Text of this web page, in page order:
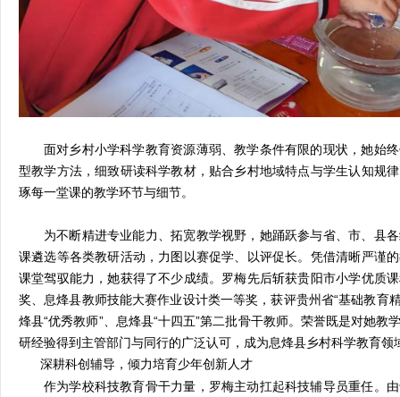
面对乡村小学科学教育资源薄弱、教学条件有限的现状，她始
型教学方法，细致研读科学教材，贴合乡村地域特点与学生认知规
琢每一堂课的教学环节与细节。
为不断精进专业能力、拓宽教学视野，她踊跃参与省、市、县
课遴选等各类教研活动，力图以赛促学、以评促长。凭借清晰严谨
课堂驾驭能力，她获得了不少成绩。罗梅先后斩获贵阳市小学优质
奖、息烽县教师技能大赛作业设计类一等奖，获评贵州省“基础教育
烽县“优秀教师”、息烽县“十四五”第二批骨干教师。荣誉既是对她
研经验得到主管部门与同行的广泛认可，成为息烽县乡村科学教育领
深耕科创辅导，倾力培育少年创新人才
作为学校科技教育骨干力量，罗梅主动扛起科技辅导员重任。